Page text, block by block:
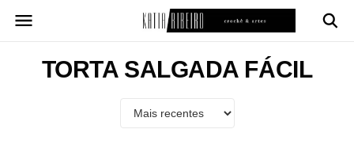
para
conteúdoTORTA SALGADA FÁCIL